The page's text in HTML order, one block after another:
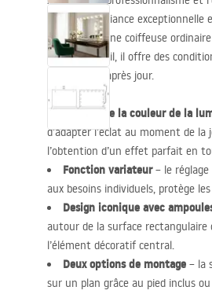
REA
. Cette alliance
transforme une coiffeuse
souci du détail, il offre des
confort jour après jour.
Réglage de la couleur de la
d’adapter l’éclat au moment de
l’obtention d’un effet parfait en
Fonction variateur– le réglage
aux besoins individuels, protège
Design iconique avec
autour de la surface
l’élément décoratif central.
Deux options de montage – la
sur un plan grâce au pied inclus